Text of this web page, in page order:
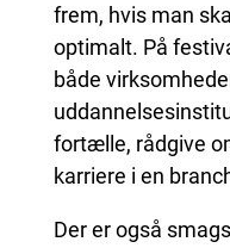
frem, hvis man
optimalt. På
både
fortælle, rådgive
karriere i en
Der er også